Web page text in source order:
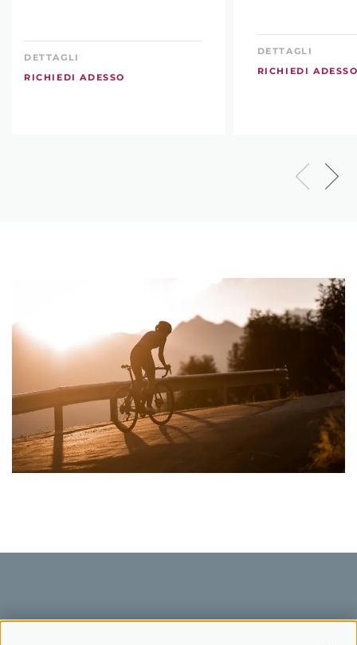
DETTAGLI
RICHIEDI ADESSO
DETTAGLI
RICHIEDI